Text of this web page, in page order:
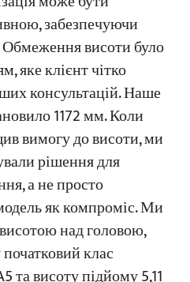
забезпечуючи
Обмеження висоти було
яке клієнт чітко
консультацій. Наше
1172 мм. Коли
вимогу до висоти, ми
рішення для
а не просто
як компроміс. Ми
над головою,
клас